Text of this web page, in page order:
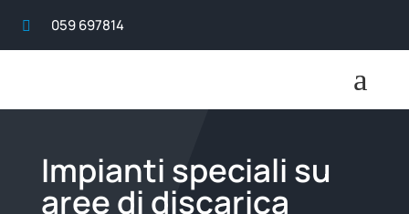
 059 697814
a
Impianti speciali su
aree di discarica